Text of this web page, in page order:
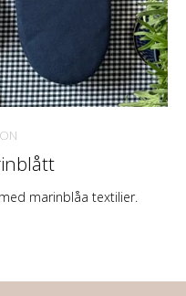
marinblåa textilier.